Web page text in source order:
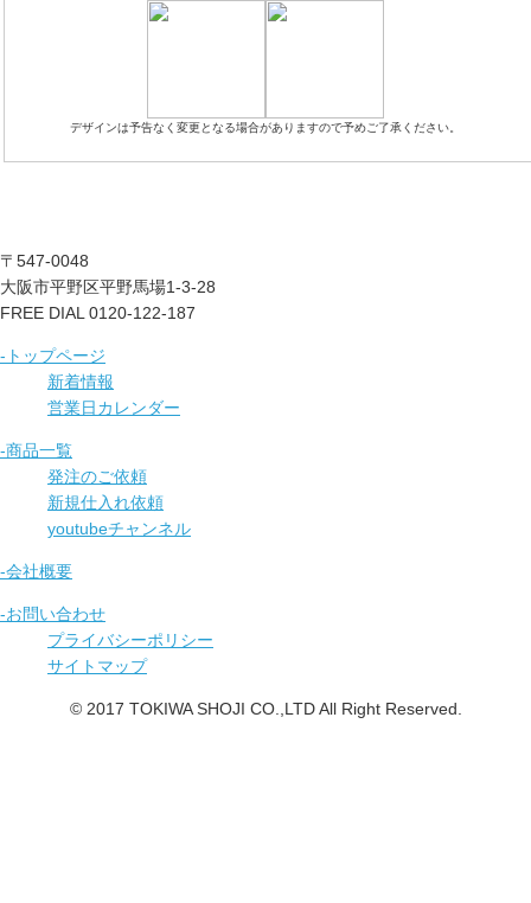
デザインは予告なく変更となる場合がありますので予めご了承ください。
〒547-0048
大阪市平野区平野馬場1-3-28
FREE DIAL 0120-122-187
-トップページ
新着情報
営業日カレンダー
-商品一覧
発注のご依頼
新規仕入れ依頼
youtubeチャンネル
-会社概要
-お問い合わせ
プライバシーポリシー
サイトマップ
© 2017 TOKIWA SHOJI CO.,LTD All Right Reserved.